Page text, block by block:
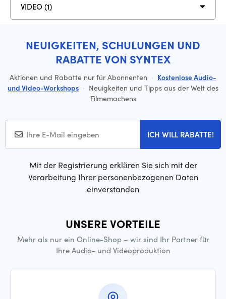
VIDEO (1)
NEUIGKEITEN, SCHULUNGEN UND
RABATTE VON SYNTEX
Aktionen und Rabatte nur für Abonnenten · Kostenlose Audio-
und Video-Workshops · Neuigkeiten und Tipps aus der Welt des
Filmemachens
ICH WILL RABATTE!
Mit der Registrierung erklären Sie sich mit der
Verarbeitung Ihrer personenbezogenen Daten
einverstanden
UNSERE VORTEILE
Mehr als nur ein Online-Shop – wir sind Ihr Partner für
Ihre Audio- und Videoproduktion